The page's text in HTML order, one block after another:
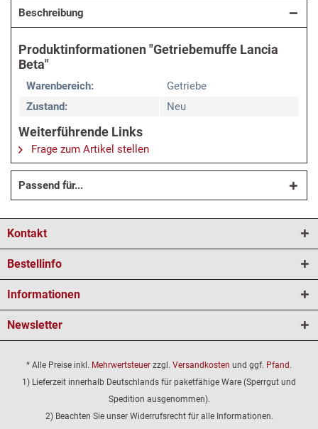
Beschreibung
Produktinformationen "Getriebemuffe Lancia
Beta"
Warenbereich:
Getriebe
Zustand:
Neu
Weiterführende Links
Frage zum Artikel stellen
Passend für...
Kontakt
Bestellinfo
Informationen
Newsletter
* Alle Preise inkl. Mehrwertsteuer zzgl. Versandkosten und ggf. Pfand.
1) Lieferzeit innerhalb Deutschlands für paketfähige Ware (Sperrgut und
Spedition ausgenommen).
2) Beachten Sie unser Widerrufsrecht für alle Informationen.